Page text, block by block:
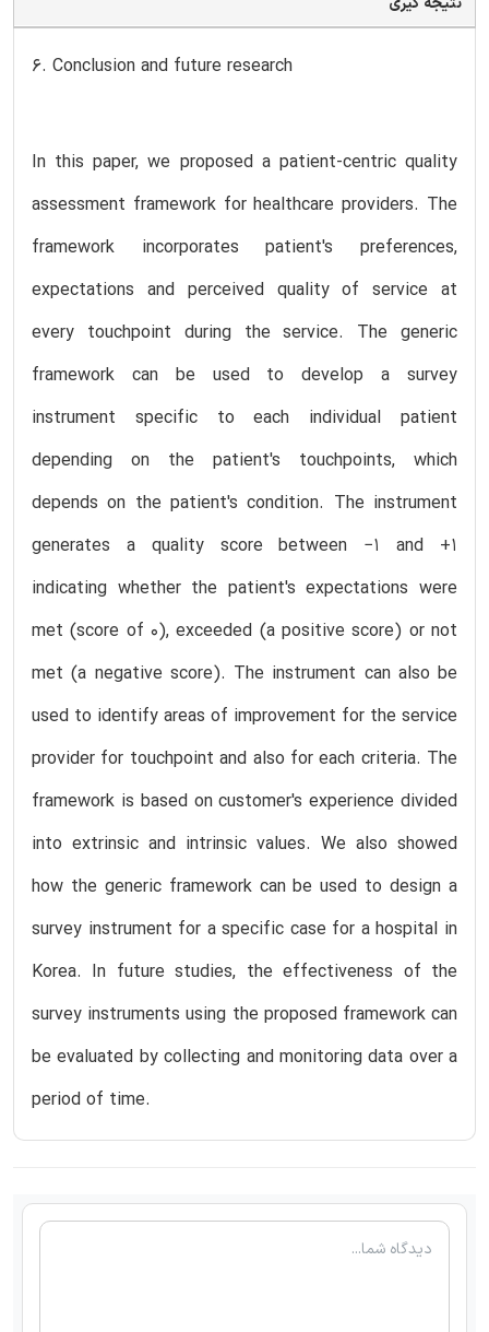
6. Conclusion and future research
In this paper, we proposed a patient-centric quality
assessment framework for healthcare providers. The
framework incorporates patient's preferences,
expectations and perceived quality of service at
every touchpoint during the service. The generic
framework can be used to develop a survey
instrument specific to each individual patient
depending on the patient's touchpoints, which
depends on the patient's condition. The instrument
generates a quality score between −1 and +1
indicating whether the patient's expectations were
met (score of 0), exceeded (a positive score) or not
met (a negative score). The instrument can also be
used to identify areas of improvement for the service
provider for touchpoint and also for each criteria. The
framework is based on customer's experience divided
into extrinsic and intrinsic values. We also showed
how the generic framework can be used to design a
survey instrument for a specific case for a hospital in
Korea. In future studies, the effectiveness of the
survey instruments using the proposed framework can
be evaluated by collecting and monitoring data over a
period of time.